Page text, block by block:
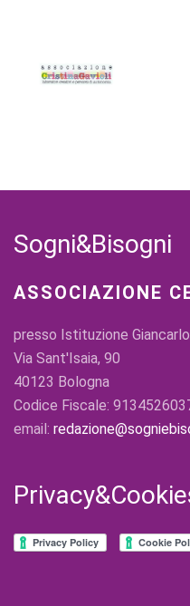
Sogni&Bisogni
ASSOCIAZIONE
presso Istituzione
Via Sant'Isaia, 90
40123 Bologna
Codice Fiscale:
email: